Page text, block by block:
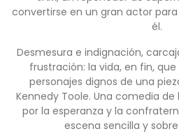
convertirse en un gran actor
él.
Desmesura e indignación,
frustración: la vida, en fin,
personajes dignos de una
Kennedy Toole. Una comedia
por la esperanza y la
escena sencilla y